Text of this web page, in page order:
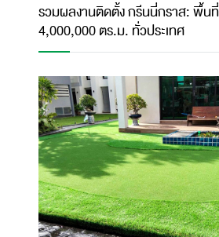
รวมผลงานติดตั้ง กรีนนี่กราส: พื้น
4,000,000 ตร.ม. ทั่วประเทศ